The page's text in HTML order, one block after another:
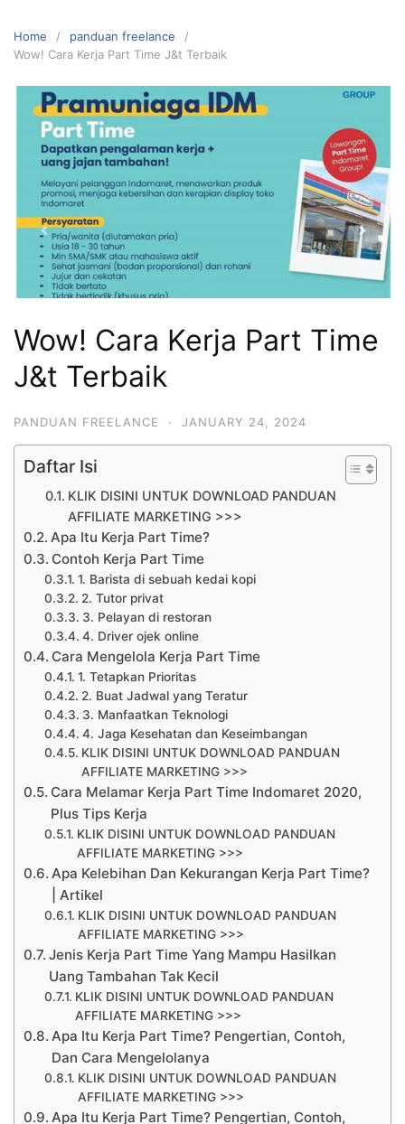
Home
panduan freelance
Wow! Cara Kerja Part Time J&t Terbaik
Wow! Cara Kerja Part Time
J&t Terbaik
PANDUAN FREELANCE · JANUARY 24, 2024
Daftar Isi
KLIK DISINI UNTUK DOWNLOAD PANDUAN
AFFILIATE MARKETING >>>
Apa Itu Kerja Part Time?
Contoh Kerja Part Time
1. Barista di sebuah kedai kopi
2. Tutor privat
3. Pelayan di restoran
4. Driver ojek online
Cara Mengelola Kerja Part Time
1. Tetapkan Prioritas
2. Buat Jadwal yang Teratur
3. Manfaatkan Teknologi
4. Jaga Kesehatan dan Keseimbangan
KLIK DISINI UNTUK DOWNLOAD PANDUAN
AFFILIATE MARKETING >>>
Cara Melamar Kerja Part Time Indomaret 2020,
Plus Tips Kerja
KLIK DISINI UNTUK DOWNLOAD PANDUAN
AFFILIATE MARKETING >>>
Apa Kelebihan Dan Kekurangan Kerja Part Time?
| Artikel
KLIK DISINI UNTUK DOWNLOAD PANDUAN
AFFILIATE MARKETING >>>
Jenis Kerja Part Time Yang Mampu Hasilkan
Uang Tambahan Tak Kecil
KLIK DISINI UNTUK DOWNLOAD PANDUAN
AFFILIATE MARKETING >>>
Apa Itu Kerja Part Time? Pengertian, Contoh,
Dan Cara Mengelolanya
KLIK DISINI UNTUK DOWNLOAD PANDUAN
AFFILIATE MARKETING >>>
Apa Itu Kerja Part Time? Pengertian, Contoh,